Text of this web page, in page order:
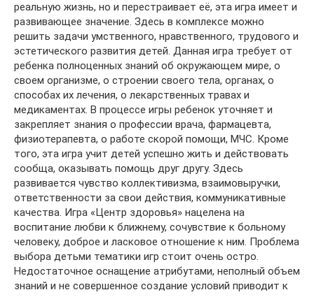
реальную жизнь, но и перестраивает её, эта игра имеет и
развивающее значение. Здесь в комплексе можно
решить задачи умственного, нравственного, трудового и
эстетического развития детей. Данная игра требует от
ребенка полноценных знаний об окружающем мире, о
своем организме, о строении своего тела, органах, о
способах их лечения, о лекарственных травах и
медикаментах. В процессе игры ребенок уточняет и
закрепляет знания о профессии врача, фармацевта,
физиотерапевта, о работе скорой помощи, МЧС. Кроме
того, эта игра учит детей успешно жить и действовать
сообща, оказывать помощь друг другу. Здесь
развивается чувство коллективизма, взаимовыручки,
ответственности за свои действия, коммуникативные
качества. Игра «Центр здоровья» нацелена на
воспитание любви к ближнему, сочувствие к больному
человеку, доброе и ласковое отношение к ним. Проблема
выбора детьми тематики игр стоит очень остро.
Недостаточное оснащение атрибутами, неполный объем
знаний и не совершенное создание условий приводит к